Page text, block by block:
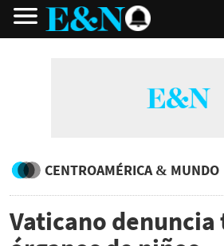
CENTROAMÉRICA & MUNDO
Vaticano